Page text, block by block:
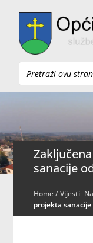
Pretraži
sanacije
Home/Vijesti-
projekta